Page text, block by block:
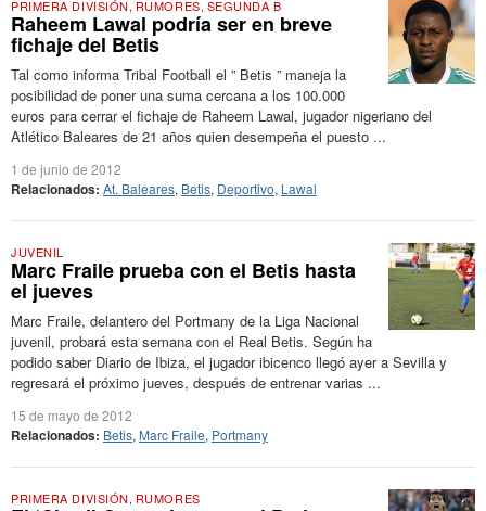
PRIMERA DIVISIÓN, RUMORES, SEGUNDA B
Raheem Lawal podría ser en breve
fichaje del Betis
Tal como informa Tribal Football el ” Betis ” maneja la
posibilidad de poner una suma cercana a los 100.000
euros para cerrar el fichaje de Raheem Lawal, jugador nigeriano del
Atlético Baleares de 21 años quien desempeña el puesto ...
1 de junio de 2012
Relacionados: At. Baleares, Betis, Deportivo, Lawal
JUVENIL
Marc Fraile prueba con el Betis hasta
el jueves
Marc Fraile, delantero del Portmany de la Liga Nacional
juvenil, probará esta semana con el Real Betis. Según ha
podido saber Diario de Ibiza, el jugador ibicenco llegó ayer a Sevilla y
regresará el próximo jueves, después de entrenar varias ...
15 de mayo de 2012
Relacionados: Betis, Marc Fraile, Portmany
PRIMERA DIVISIÓN, RUMORES